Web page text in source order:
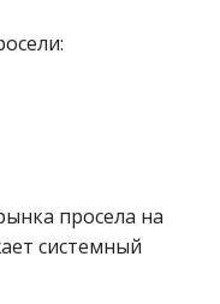
просела на
системный